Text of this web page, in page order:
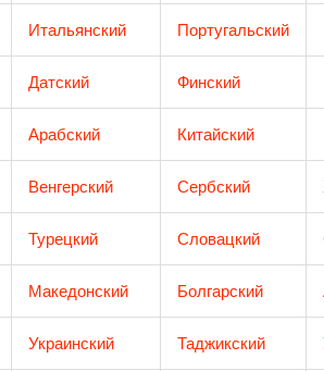
Итальянский Португальский
Датский Финский
Арабский Китайский
Венгерский Сербский
Турецкий Словацкий
Македонский Болгарский
Украинский Таджикский